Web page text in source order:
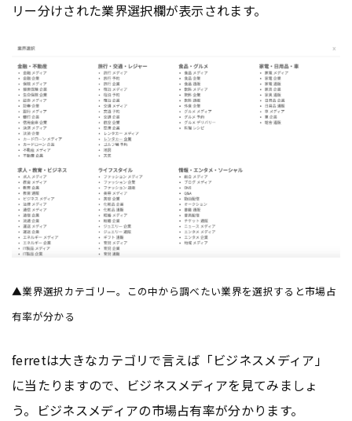
リー分けされた業界選択欄が表示されます。
▲業界選択カテゴリー。この中から調べたい業界を選択すると市場占
有率が分かる
ferretは大きなカテゴリで言えば「ビジネスメディア」
に当たりますので、ビジネスメディアを見てみましょ
う。ビジネスメディアの市場占有率が分かります。